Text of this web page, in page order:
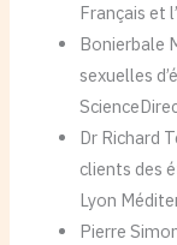
Français et
Bonierbale
sexuelles
Dr Richard
clients des
Lyon
Pierre